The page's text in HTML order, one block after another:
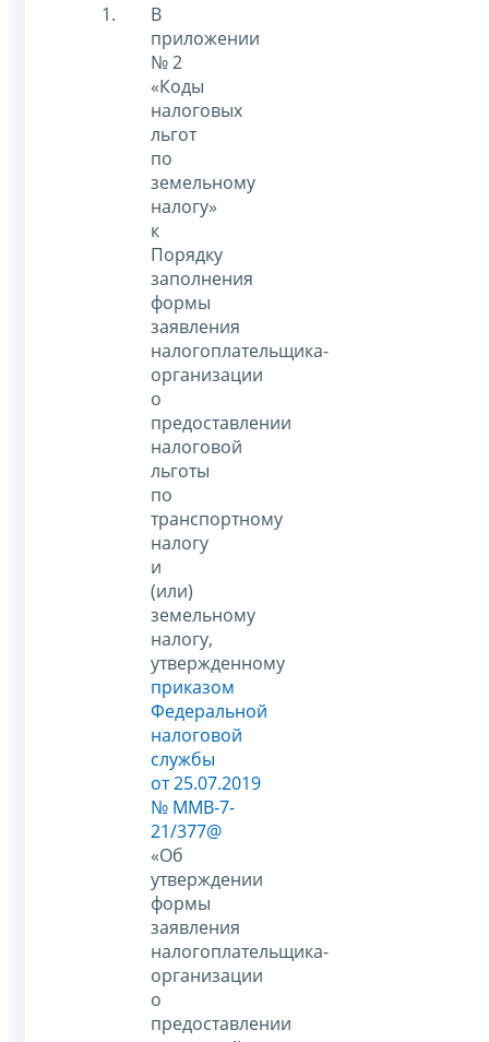
В
приложении
№ 2
«Коды
налоговых
льгот
по
земельному
налогу»
к
Порядку
заполнения
формы
заявления
налогоплательщика-
организации
о
предоставлении
налоговой
льготы
по
транспортному
налогу
и
(или)
земельному
налогу,
утвержденному
приказом
Федеральной
налоговой
службы
от 25.07.2019
№ ММВ-7-
21/377@
«Об
утверждении
формы
заявления
налогоплательщика-
организации
о
предоставлении